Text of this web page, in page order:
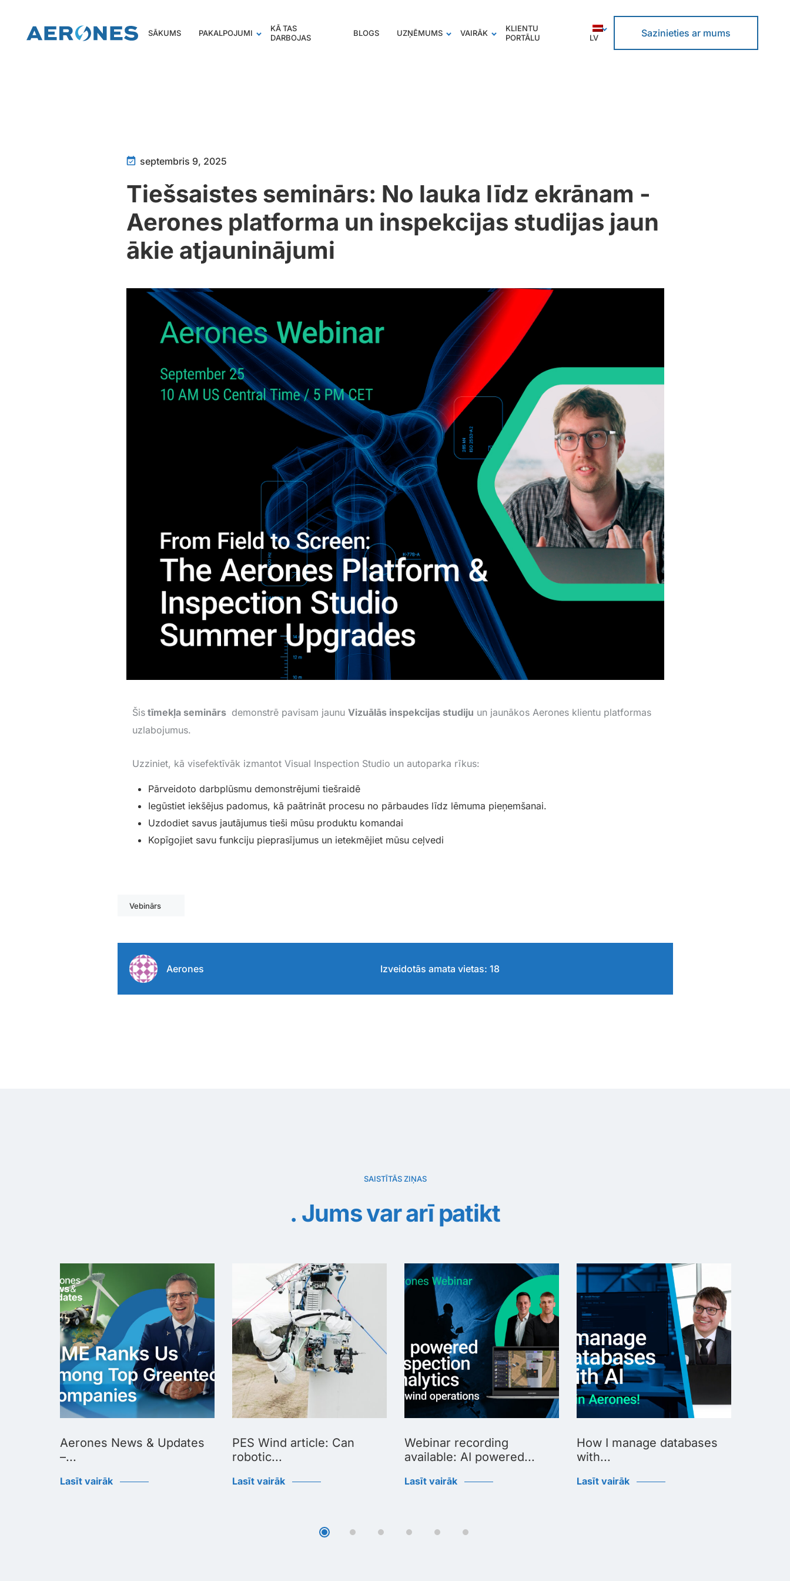
SĀKUMS PAKALPOJUMI
KĀ TAS
DARBOJAS
BLOGS UZŅĒMUMS VAIRĀK
KLIENTU
PORTĀLU
LV Sazinieties ar mums
septembris 9, 2025
Tiešsaistes seminārs: No lauka līdz ekrānam -
Aerones platforma un inspekcijas studijas jaun
ākie atjauninājumi
Šistīmekļa seminārs demonstrē pavisam jaunu Vizuālās inspekcijas studiju un jaunākos Aerones klientu platformas
uzlabojumus.
Uzziniet, kā visefektīvāk izmantot Visual Inspection Studio un autoparka rīkus:
Pārveidoto darbplūsmu demonstrējumi tiešraidē
Iegūstiet iekšējus padomus, kā paātrināt procesu no pārbaudes līdz lēmuma pieņemšanai.
Uzdodiet savus jautājumus tieši mūsu produktu komandai
Kopīgojiet savu funkciju pieprasījumus un ietekmējiet mūsu ceļvedi
Vebinārs
Aerones Izveidotās amata vietas: 18
SAISTĪTĀS ZIŅAS
Jums var arī patikt
Aerones News & Updates
–...
Lasīt vairāk
PES Wind article: Can
robotic...
Lasīt vairāk
Webinar recording
available: AI powered...
Lasīt vairāk
How I manage databases
with...
Lasīt vairāk